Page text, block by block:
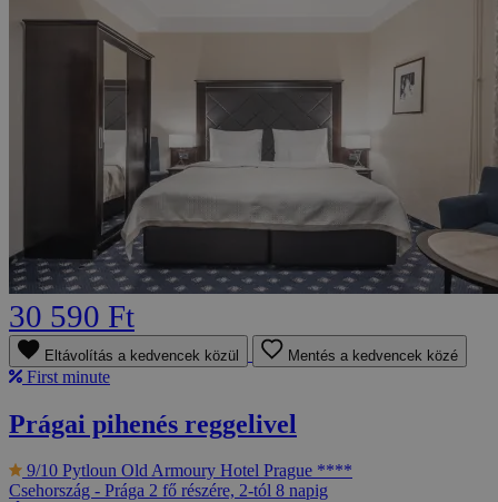
30 590 Ft
Eltávolítás a kedvencek közül Mentés a kedvencek közé
First minute
Prágai pihenés reggelivel
9/10 Pytloun Old Armoury Hotel Prague ****
Csehország - Prága 2 fő részére, 2-tól 8 napig